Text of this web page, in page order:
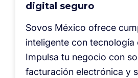
digital seguro
Sovos México ofrece
inteligente con tecnología
Impulsa tu negocio con
facturación electrónica y